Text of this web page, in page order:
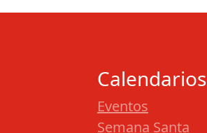
Calendarios
Eventos
Semana Santa